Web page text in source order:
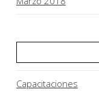
Capacitaciones